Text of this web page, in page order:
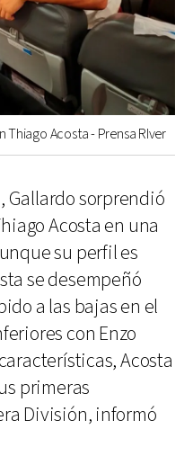
Thiago Acosta - Prensa RIver
Gallardo sorprendió
Acosta en una
su perfil es
se desempeñó
a las bajas en el
con Enzo
Acosta
primeras
División, informó